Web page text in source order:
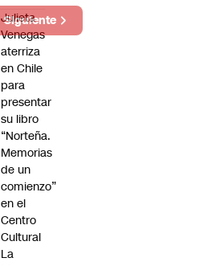
Siguiente
Julieta
Venegas
aterriza
en Chile
para
presentar
su libro
“Norteña.
Memorias
de un
comienzo”
en el
Centro
Cultural
La